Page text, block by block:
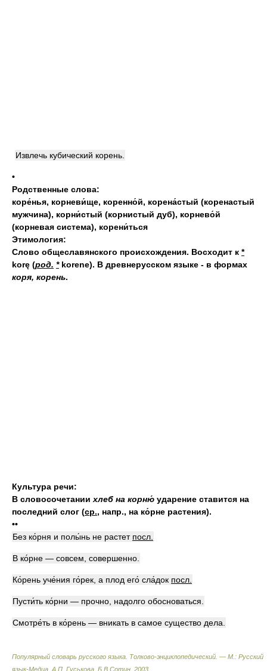
Извлечь кубический корень.
•
Родственные слова:
коре́нья, корневи́ще, коренно́й, корена́стый (коренастый
мужчина), корни́стый (корнистый дуб), корнево́й
(корневая система), корени́ться
Этимология:
Слово общеславянского происхождения. Восходит к *
korę (род. *korene). В древнерусском языке - в формах
коря, корень.
Культура речи:
В словосочетании хлеб на корню́ ударение ставится на
последний слог (ср., напр., на ко́рне растения).
••
Без ко́рня и полы́нь не растет посл.
В ко́рне — совсем, совершенно.
Ко́рень уче́ния го́рек, а плод его́ сла́док посл.
Пусти́ть ко́рни — прочно, надолго обосноваться.
Смотре́ть в ко́рень — вникать в самое существо дела.
Популярный словарь русского языка. Толково-энциклопедический. — М.: Русский
язык-Медиа А.П. Гуськова, Б.В.Сотин 2003